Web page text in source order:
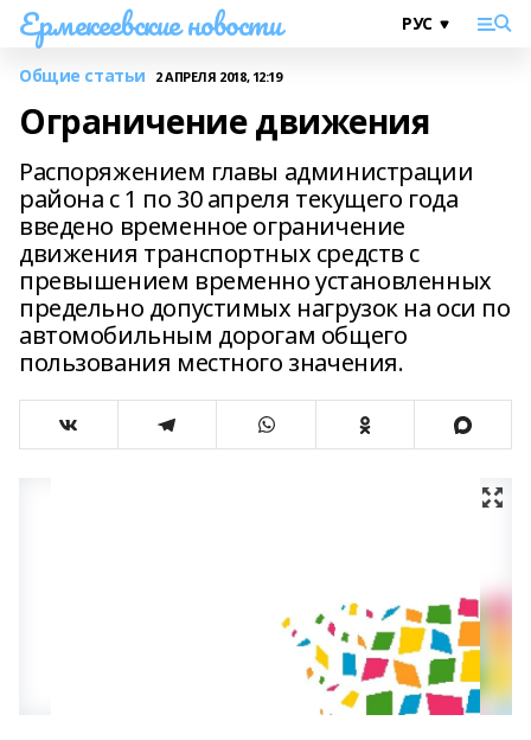
Ермекеевские новости
Общие статьи 2 АПРЕЛЯ 2018, 12:19
Ограничение движения
Распоряжением главы администрации
района с 1 по 30 апреля текущего года
введено временное ограничение
движения транспортных средств с
превышением временно установленных
предельно допустимых нагрузок на оси по
автомобильным дорогам общего
пользования местного значения.